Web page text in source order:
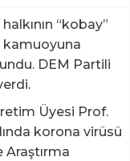
“kobay”
kamuoyuna
DEM Partili
Üyesi Prof.
korona virüsü